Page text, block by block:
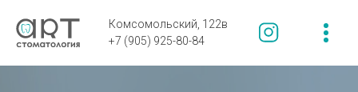
Комсомольский, 122в
+7 (905) 925-80-84